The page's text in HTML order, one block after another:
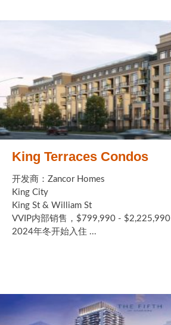
King Terraces Condos
开发商：Zancor Homes
King City
King St & William St
VVIP内部销售，$799,990 - $2,225,990
2024年冬开始入住 ...